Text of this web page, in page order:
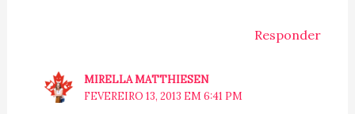
Responder
MIRELLA MATTHIESEN
FEVEREIRO 13, 2013 EM 6:41 PM